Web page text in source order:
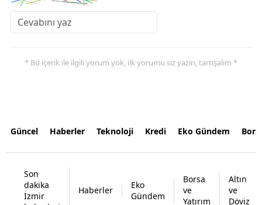
* Bu içerik ile ilgili yorum yok, ilk yorumu siz yazın, tartışalım *
Güncel Haberler Teknoloji Kredi Eko Gündem
Son
dakika
İzmir
Haberler
Eko
Gündem
Borsa
ve
Yatırım
Altın
ve
Döviz